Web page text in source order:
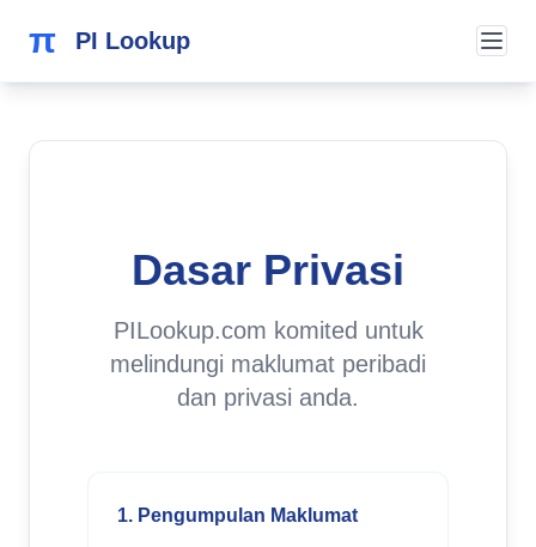
π PI Lookup
Dasar Privasi
PILookup.com komited untuk
melindungi maklumat peribadi
dan privasi anda.
1. Pengumpulan Maklumat